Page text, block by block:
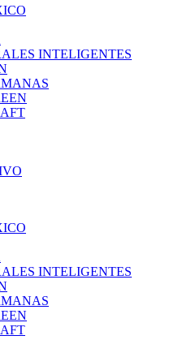
INTELIGENTES
INTELIGENTES